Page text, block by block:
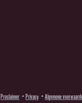
Proclaimer Privacy Algemene